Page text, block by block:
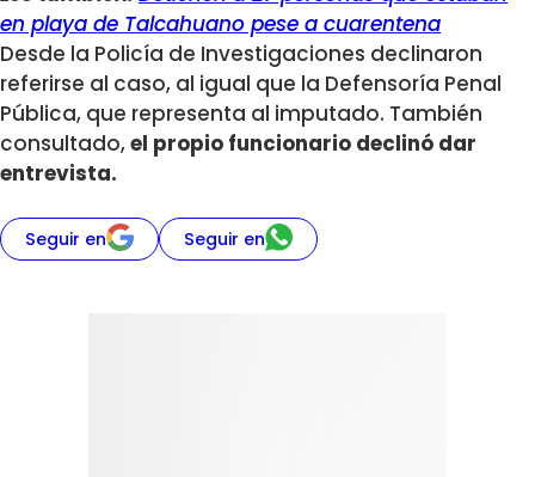
en playa de Talcahuano pese a cuarentena
Desde la Policía de Investigaciones declinaron
referirse al caso, al igual que la Defensoría Penal
Pública, que representa al imputado. También
consultado,el propio funcionario declinó dar
entrevista.
Seguir en Seguir en